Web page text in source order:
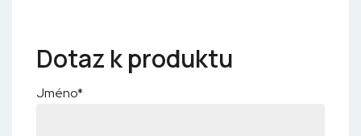
Dotaz k produktu
Jméno*